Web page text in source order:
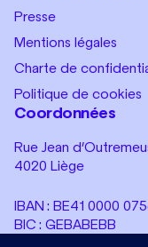
Coordonnées
Rue Jean
4020 Liège
IBAN : BE41 0000
BIC : GEBABEBB
Presse
Mentions légales
Charte de
Politique de cookies